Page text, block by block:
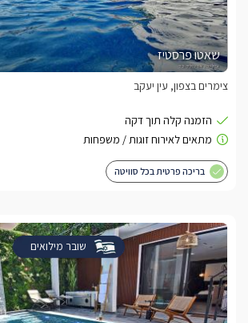
שאטו פרסטיז
צימרים בצפון, עין יעקב
בריכה פרטית בכל סוויטה
שובר מילואים